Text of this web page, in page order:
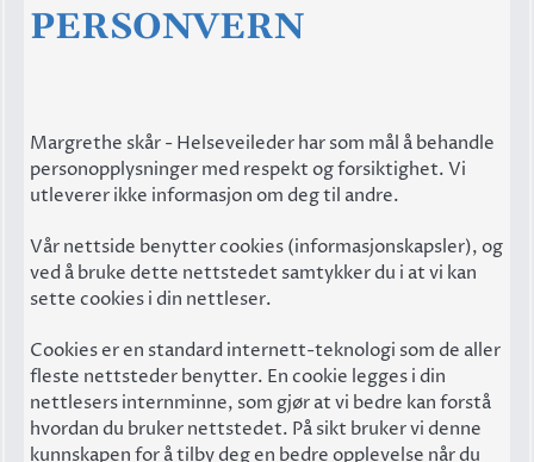
PERSONVERN
Margrethe skår - Helseveileder har som mål å behandle
personopplysninger med respekt og forsiktighet. Vi
utleverer ikke informasjon om deg til andre.
Vår nettside benytter cookies (informasjonskapsler), og
ved å bruke dette nettstedet samtykker du i at vi kan
sette cookies i din nettleser.
Cookies er en standard internett-teknologi som de aller
fleste nettsteder benytter. En cookie legges i din
nettlesers internminne, som gjør at vi bedre kan forstå
hvordan du bruker nettstedet. På sikt bruker vi denne
kunnskapen for å tilby deg en bedre opplevelse når du